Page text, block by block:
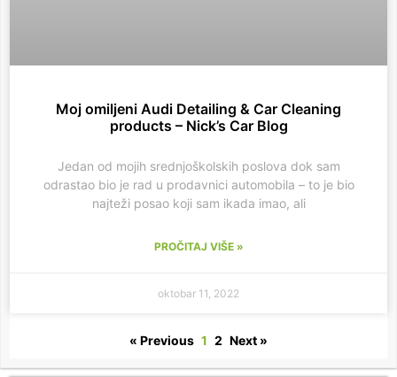
Moj omiljeni Audi Detailing & Car Cleaning
products – Nick’s Car Blog
Jedan od mojih srednjoškolskih poslova dok sam
odrastao bio je rad u prodavnici automobila – to je bio
najteži posao koji sam ikada imao, ali
PROČITAJ VIŠE »
oktobar 11, 2022
« Previous 1 2 Next »